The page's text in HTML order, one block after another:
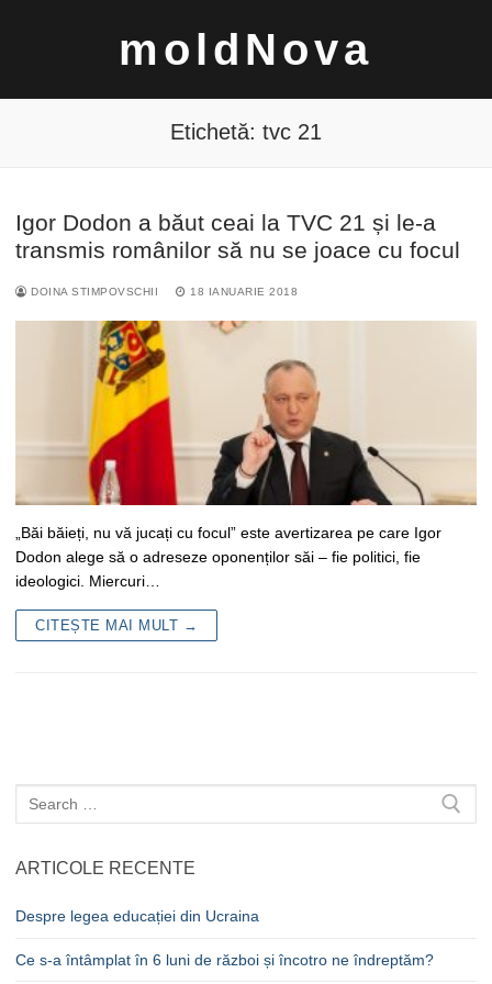
moldNova
Caută
Etichetă: tvc 21
Igor Dodon a băut ceai la TVC 21 și le-a
transmis românilor să nu se joace cu focul
DOINA STIMPOVSCHII 18 IANUARIE 2018
„Băi băieți, nu vă jucați cu focul” este avertizarea pe care Igor
Dodon alege să o adreseze oponenților săi – fie politici, fie
ideologici. Miercuri…
CITEȘTE MAI MULT →
Caută
după:
ARTICOLE RECENTE
Despre legea educației din Ucraina
Ce s-a întâmplat în 6 luni de război și încotro ne îndreptăm?